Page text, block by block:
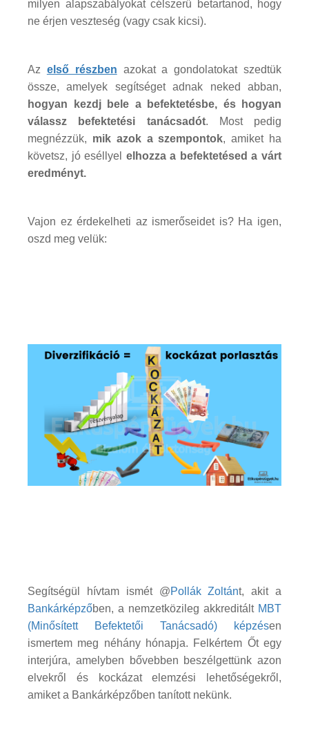
milyen alapszabályokat célszerű betartanod, hogy
ne érjen veszteség (vagy csak kicsi).
Az első részben azokat a gondolatokat szedtük
össze, amelyek segítséget adnak neked abban,
hogyan kezdj bele a befektetésbe, és hogyan
válassz befektetési tanácsadót. Most pedig
megnézzük, mik azok a szempontok, amiket ha
követsz, jó eséllyel elhozza a befektetésed a várt
eredményt.
Vajon ez érdekelheti az ismerőseidet is? Ha igen,
oszd meg velük:
Segítségül hívtam ismét @Pollák Zoltánt, akit a
Bankárképzőben, a nemzetközileg akkreditált MBT
(Minősített Befektetői Tanácsadó) képzésen
ismertem meg néhány hónapja. Felkértem Őt egy
interjúra, amelyben bővebben beszélgettünk azon
elvekről és kockázat elemzési lehetőségekről,
amiket a Bankárképzőben tanított nekünk.